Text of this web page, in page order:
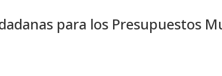
para los Presupuestos